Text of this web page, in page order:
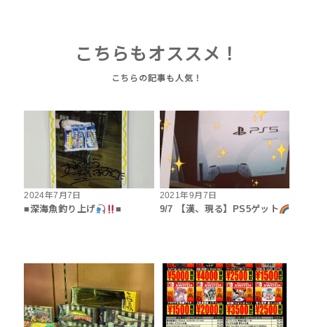
こちらもオススメ！
2024年7月7日
■深海魚釣り上げ
■
2021年9月7日
9/7 【漢、現る】PS5ゲット